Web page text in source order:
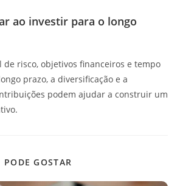
ao investir para o longo
de risco, objetivos financeiros e tempo
prazo, a diversificação e a
podem ajudar a construir um
GOSTAR